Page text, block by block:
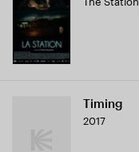
Timing
2017